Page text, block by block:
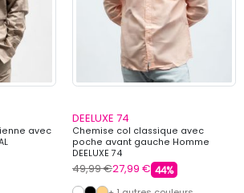
avec
DEELUXE 74
Chemise col classique avec
poche avant gauche Homme
DEELUXE 74
49,99 €27,99 € 44%